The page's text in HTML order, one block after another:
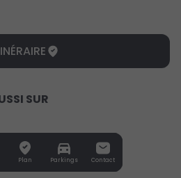
Plan Parkings Contact
SUR